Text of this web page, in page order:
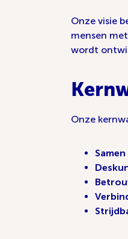
Onze visie
mensen
wordt
Onze
Samen